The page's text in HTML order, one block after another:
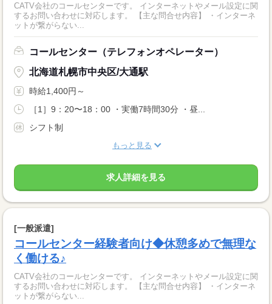
CATV会社のコールセンターです。 インターネットやメール設定に関
するお問い合わせに対応します。 【主な問合せ内容】 ・インターネ
ットが繋がらない...
コールセンター（テレフォンオペレーター）
北海道札幌市中央区/大通駅
時給1,400円～
［1］9：20〜18：00 ・実働7時間30分 ・昼...
シフト制
もっと見る
求人詳細を見る
[一般派遣]
コールセンター経験者向け◆休憩多めで無理な
く働ける♪
CATV会社のコールセンターです。 インターネットやメール設定に関
するお問い合わせに対応します。 【主な問合せ内容】 ・インターネ
ットが繋がらない...